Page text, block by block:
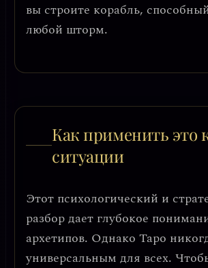
вы строите корабль,
любой шторм.
Как применить это
ситуации
Этот психологический и
разбор дает глубокое
архетипов. Однако Таро
универсальным для всех.